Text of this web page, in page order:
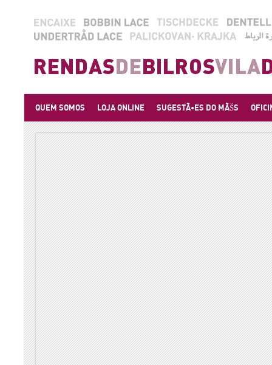
QUEM SOMOS LOJA ONLINE SUGESTÃ•ES DO MÃŠS